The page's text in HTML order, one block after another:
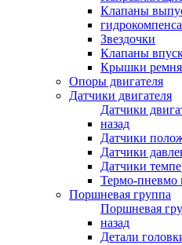
Клапаны
Звездочки
Клапаны
Крышки
Опоры двигателя
Датчики двигателя
Датчики
назад
Датчики
Датчики
Датчики
Термо-пневмо
Поршневая группа
Поршневая
назад
Детали